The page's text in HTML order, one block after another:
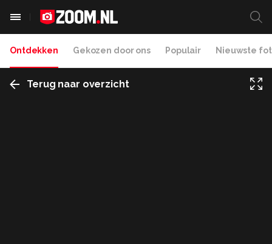
Ontdekken Gekozen door ons Populair Nieuwste
Terug naar overzicht